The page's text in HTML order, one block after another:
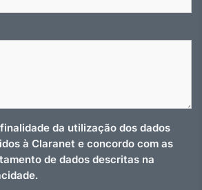
da utilização dos dados
à Claranet e concordo com as
de dados descritas na